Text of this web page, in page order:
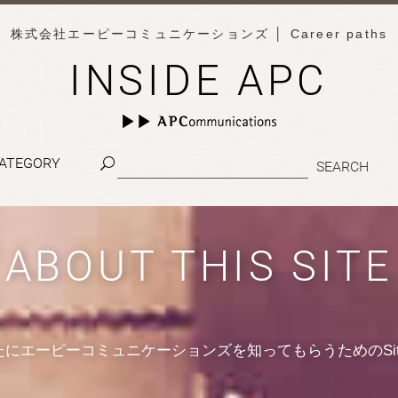
株式会社エーピーコミュニケーションズ │ Career paths
INSIDE APC
ABOUT THIS SITE
にエーピーコミュニケーションズを知ってもらうための